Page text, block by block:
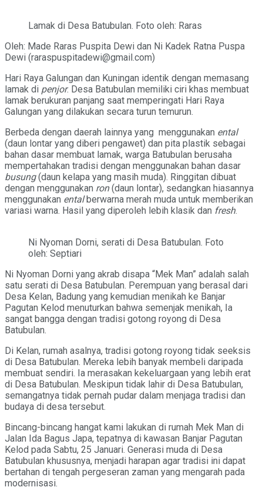
Lamak di Desa Batubulan. Foto oleh: Raras
Oleh: Made Raras Puspita Dewi dan Ni Kadek Ratna Puspa
Dewi (raraspuspitadewi@gmail.com)
Hari Raya Galungan dan Kuningan identik dengan memasang
lamak di penjor. Desa Batubulan memiliki ciri khas membuat
lamak berukuran panjang saat memperingati Hari Raya
Galungan yang dilakukan secara turun temurun.
Berbeda dengan daerah lainnya yang menggunakan ental
(daun lontar yang diberi pengawet) dan pita plastik sebagai
bahan dasar membuat lamak, warga Batubulan berusaha
mempertahakan tradisi dengan menggunakan bahan dasar
busung(daun kelapa yang masih muda). Ringgitan dibuat
dengan menggunakan ron(daun lontar), sedangkan hiasannya
menggunakan entalberwarna merah muda untuk memberikan
variasi warna. Hasil yang diperoleh lebih klasik dan fresh.
Ni Nyoman Dorni, serati di Desa Batubulan. Foto
oleh: Septiari
Ni Nyoman Dorni yang akrab disapa “Mek Man” adalah salah
satu serati di Desa Batubulan. Perempuan yang berasal dari
Desa Kelan, Badung yang kemudian menikah ke Banjar
Pagutan Kelod menuturkan bahwa semenjak menikah, Ia
sangat bangga dengan tradisi gotong royong di Desa
Batubulan.
Di Kelan, rumah asalnya, tradisi gotong royong tidak seeksis
di Desa Batubulan. Mereka lebih banyak membeli daripada
membuat sendiri. Ia merasakan kekeluargaan yang lebih erat
di Desa Batubulan. Meskipun tidak lahir di Desa Batubulan,
semangatnya tidak pernah pudar dalam menjaga tradisi dan
budaya di desa tersebut.
Bincang-bincang hangat kami lakukan di rumah Mek Man di
Jalan Ida Bagus Japa, tepatnya di kawasan Banjar Pagutan
Kelod pada Sabtu, 25 Januari. Generasi muda di Desa
Batubulan khususnya, menjadi harapan agar tradisi ini dapat
bertahan di tengah pergeseran zaman yang mengarah pada
modernisasi.